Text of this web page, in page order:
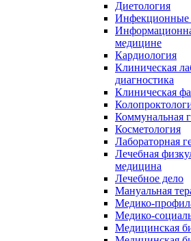
Диетология
Инфекционные
медицине
Кардиология
Клиническая
диагностика
Клиническая
Коммунальная
Косметология
Лабораторная
Лечебная
медицина
Лечебное дело
Мануальная
Медико-
Медико-
Медицинская